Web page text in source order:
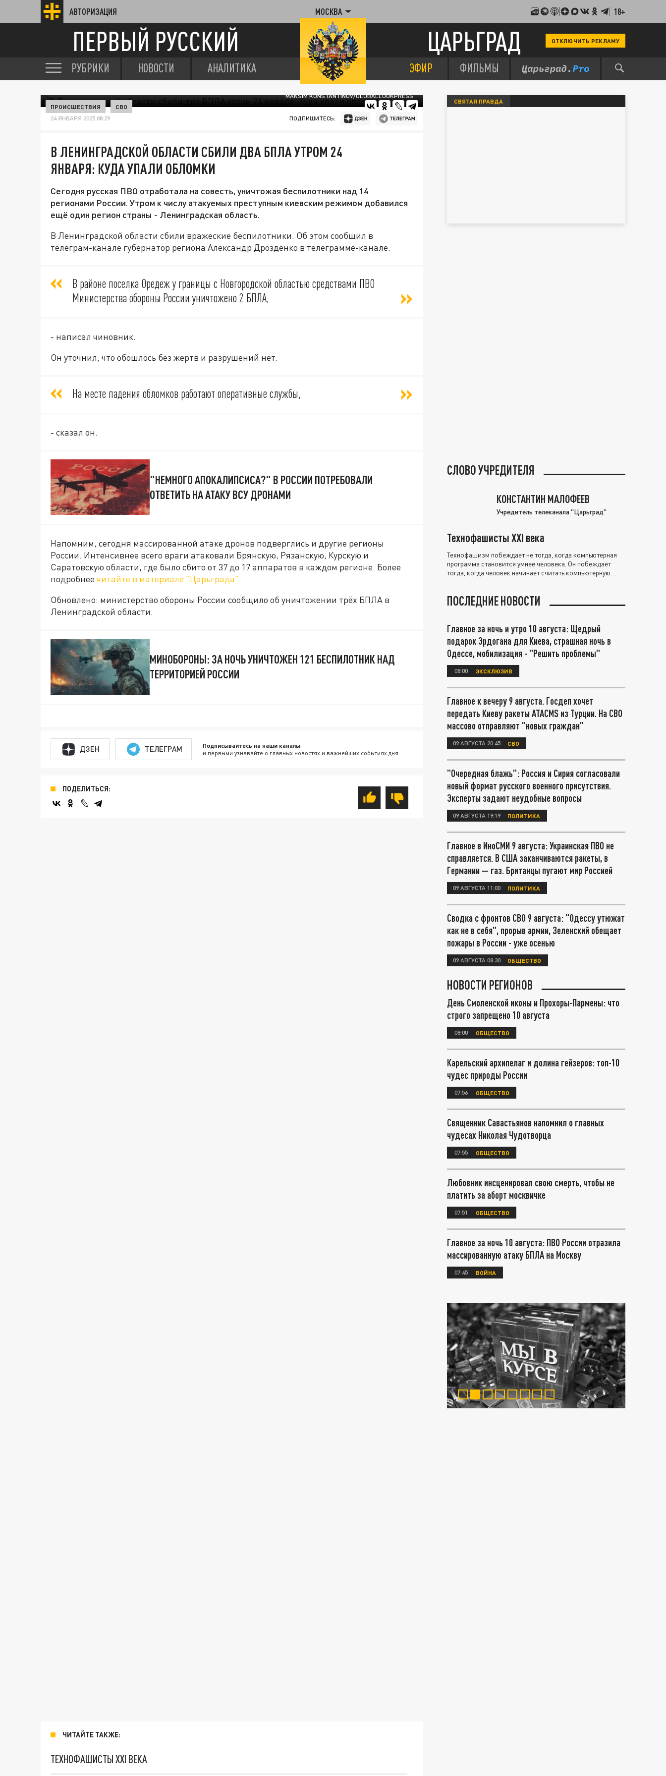
АВТОРИЗАЦИЯ МОСКВА 18+
ПЕРВЫЙ РУССКИЙ ЦАРЬГРАД ОТКЛЮЧИТЬ РЕКЛАМУ
РУБРИКИ НОВОСТИ АНАЛИТИКА ЭФИР ФИЛЬМЫ
MAKSIM KONSTANTINOV/GLOBALLOOKPRESS
ПРОИСШЕСТВИЯ СВО
24 ЯНВАРЯ 2025 08:29 ПОДПИШИТЕСЬ:
В ЛЕНИНГРАДСКОЙ ОБЛАСТИ СБИЛИ ДВА БПЛА УТРОМ 24
ЯНВАРЯ: КУДА УПАЛИ ОБЛОМКИ
Сегодня русская ПВО отработала на совесть, уничтожая беспилотники над 14
регионами России. Утром к числу атакуемых преступным киевским режимом добавился
ещё один регион страны - Ленинградская область.
В Ленинградской области сбили вражеские беспилотники. Об этом сообщил в
телеграм-канале губернатор региона Александр Дрозденко в телеграмме-канале.
В районе поселка Оредеж у границы с Новгородской областью средствами ПВО
Министерства обороны России уничтожено 2 БПЛА,
- написал чиновник.
Он уточнил, что обошлось без жертв и разрушений нет.
На месте падения обломков работают оперативные службы,
- сказал он.
"НЕМНОГО АПОКАЛИПСИСА?" В РОССИИ ПОТРЕБОВАЛИ
ОТВЕТИТЬ НА АТАКУ ВСУ ДРОНАМИ
Напомним, сегодня массированной атаке дронов подверглись и другие регионы
России. Интенсивнее всего враги атаковали Брянскую, Рязанскую, Курскую и
Саратовскую области, где было сбито от 37 до 17 аппаратов в каждом регионе. Более
подробнее читайте в материале "Царьграда".
Обновлено: министерство обороны России сообщило об уничтожении трёх БПЛА в
Ленинградской области.
МИНОБОРОНЫ: ЗА НОЧЬ УНИЧТОЖЕН 121 БЕСПИЛОТНИК НАД
ТЕРРИТОРИЕЙ РОССИИ
ДЗЕН ТЕЛЕГРАМ Подписывайтесь на наши каналы
и первыми узнавайте о главных новостях и важнейших событиях дня.
ПОДЕЛИТЬСЯ:
ЧИТАЙТЕ ТАКЖЕ:
ТЕХНОФАШИСТЫ XXI ВЕКА
СВЯТАЯ ПРАВДА
СЛОВО УЧРЕДИТЕЛЯ
КОНСТАНТИН МАЛОФЕЕВ
Учредитель телеканала "Царьград"
Технофашисты XXI века
Технофашизм побеждает не тогда, когда компьютерная
программа становится умнее человека. Он побеждает
тогда, когда человек начинает считать компьютерную
ПОСЛЕДНИЕ НОВОСТИ
Главное за ночь и утро 10 августа: Щедрый
подарок Эрдогана для Киева, страшная ночь в
Одессе, мобилизация - "Решить проблемы"
08:00 ЭКСКЛЮЗИВ
Главное к вечеру 9 августа. Госдеп хочет
передать Киеву ракеты ATACMS из Турции. На СВО
массово отправляют "новых граждан"
09 АВГУСТА 20:45 СВО
"Очередная блажь": Россия и Сирия согласовали
новый формат русского военного присутствия.
Эксперты задают неудобные вопросы
09 АВГУСТА 19:19 ПОЛИТИКА
Главное в ИноСМИ 9 августа: Украинская ПВО не
справляется. В США заканчиваются ракеты, в
Германии — газ. Британцы пугают мир Россией
09 АВГУСТА 11:00 ПОЛИТИКА
Сводка с фронтов СВО 9 августа: "Одессу утюжат
как не в себя", прорыв армии, Зеленский обещает
пожары в России - уже осенью
09 АВГУСТА 08:30 ОБЩЕСТВО
НОВОСТИ РЕГИОНОВ
День Смоленской иконы и Прохоры-Пармены: что
строго запрещено 10 августа
08:00 ОБЩЕСТВО
Карельский архипелаг и долина гейзеров: топ-10
чудес природы России
07:56 ОБЩЕСТВО
Священник Савастьянов напомнил о главных
чудесах Николая Чудотворца
07:55 ОБЩЕСТВО
Любовник инсценировал свою смерть, чтобы не
платить за аборт москвичке
07:51 ОБЩЕСТВО
Главное за ночь 10 августа: ПВО России отразила
массированную атаку БПЛА на Москву
07:45 ВОЙНА